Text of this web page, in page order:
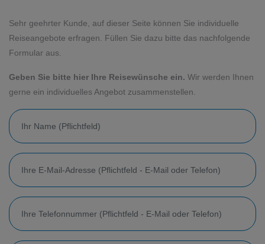
Sehr geehrter Kunde, auf dieser Seite können Sie individuelle
Reiseangebote erfragen. Füllen Sie dazu bitte das nachfolgende
Formular aus.
Geben Sie bitte hier Ihre Reisewünsche ein. Wir werden Ihnen
gerne ein individuelles Angebot zusammenstellen.